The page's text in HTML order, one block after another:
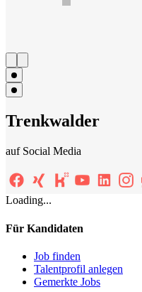
Trenkwalder
auf Social Media
Loading...
Für Kandidaten
Job finden
Talentprofil anlegen
Gemerkte Jobs